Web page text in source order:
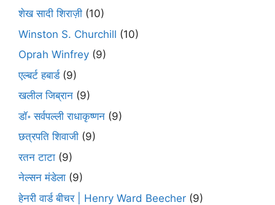
शेख सादी शिराज़ी (10)
Winston S. Churchill (10)
Oprah Winfrey (9)
एल्बर्ट हबार्ड(9)
खलील जिब्रान (9)
डॉ॰ सर्वपल्ली राधाकृष्णन (9)
छत्रपति शिवाजी (9)
रतन टाटा (9)
नेल्सन मंडेला (9)
हेनरी वार्ड बीचर | Henry Ward Beecher (9)